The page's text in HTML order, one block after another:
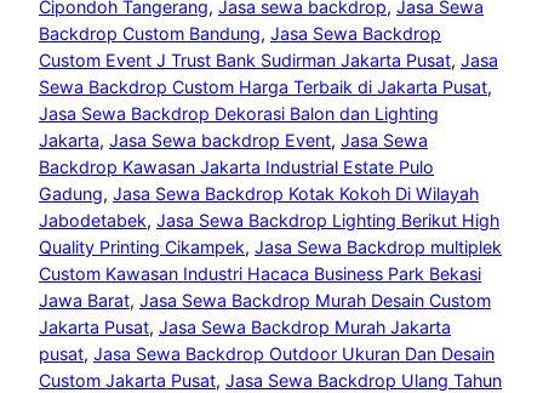
Cipondoh Tangerang, Jasa sewa backdrop, Jasa Sewa
Backdrop Custom Bandung, Jasa Sewa Backdrop
Custom Event J Trust Bank Sudirman Jakarta Pusat, Jasa
Sewa Backdrop Custom Harga Terbaik di Jakarta Pusat
Jasa Sewa Backdrop Dekorasi Balon dan Lighting
Jakarta, Jasa Sewa backdrop Event, Jasa Sewa
Backdrop Kawasan Jakarta Industrial Estate Pulo
Gadung, Jasa Sewa Backdrop Kotak Kokoh Di Wilayah
Jabodetabek, Jasa Sewa Backdrop Lighting Berikut High
Quality Printing Cikampek, Jasa Sewa Backdrop multiplek
Custom Kawasan Industri Hacaca Business Park Bekasi
Jawa Barat, Jasa Sewa Backdrop Murah Desain Custom
Jakarta Pusat, Jasa Sewa Backdrop Murah Jakarta
pusat, Jasa Sewa Backdrop Outdoor Ukuran Dan Desain
Custom Jakarta Pusat, Jasa Sewa Backdrop Ulang Tahun